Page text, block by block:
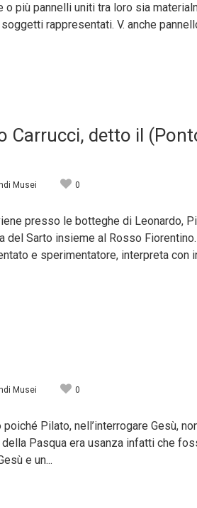
più pannelli uniti tra loro sia
rappresentati. V. anche
Carrucci, detto il
Musei 0
presso le botteghe di Leonardo,
del Sarto insieme al Rosso
e sperimentatore, interpreta con
Musei 0
Pilato, nell’interrogare Gesù,
della Pasqua era usanza infatti che
e un...